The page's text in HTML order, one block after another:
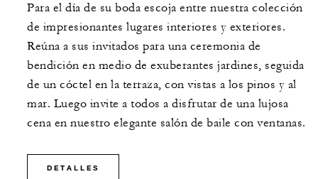
Para el día de su boda escoja entre nuestra colección
de impresionantes lugares interiores y exteriores.
Reúna a sus invitados para una ceremonia de
bendición en medio de exuberantes jardines, seguida
de un cóctel en la terraza, con vistas a los pinos y al
mar. Luego invite a todos a disfrutar de una lujosa
cena en nuestro elegante salón de baile con ventanas.
DETALLES